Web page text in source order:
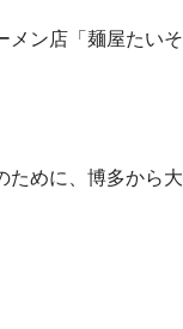
メン店「麺屋たいそ
ために、博多から大